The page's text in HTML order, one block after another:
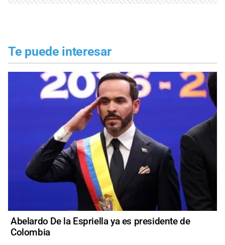
Te puede interesar
Abelardo De la Espriella ya es presidente de
Colombia